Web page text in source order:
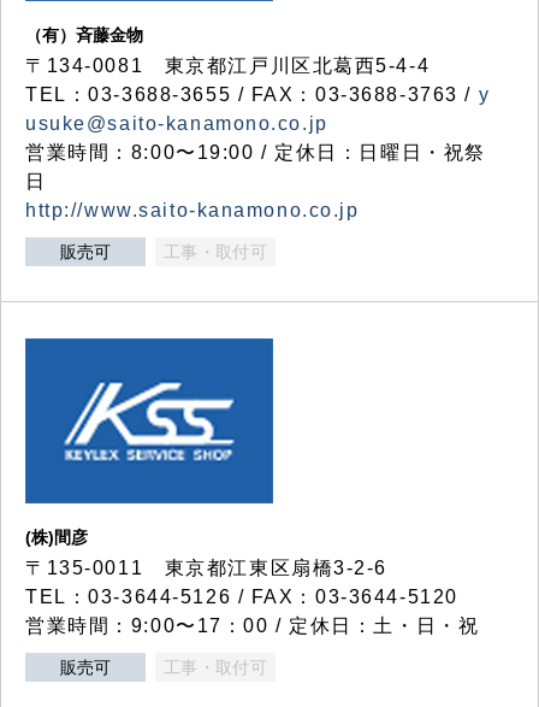
（有）斉藤金物
〒134-0081 東京都江戸川区北葛西5-4-4
TEL：03-3688-3655 / FAX：03-3688-3763 / y
usuke@saito-kanamono.co.jp
営業時間：8:00〜19:00 / 定休日：日曜日・祝祭
日
http://www.saito-kanamono.co.jp
販売可 工事・取付可
(株)間彦
〒135-0011 東京都江東区扇橋3-2-6
TEL：03-3644-5126 / FAX：03-3644-5120
営業時間：9:00〜17：00 / 定休日：土・日・祝
販売可 工事・取付可